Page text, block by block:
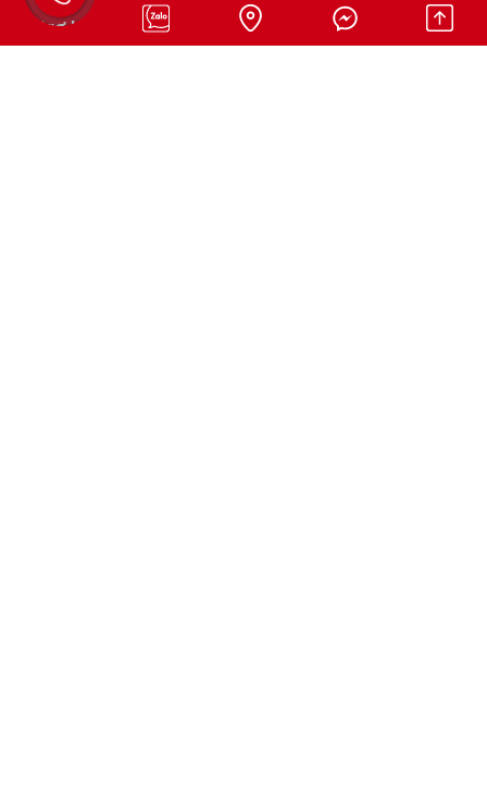
Hỗ trợ khách hàng